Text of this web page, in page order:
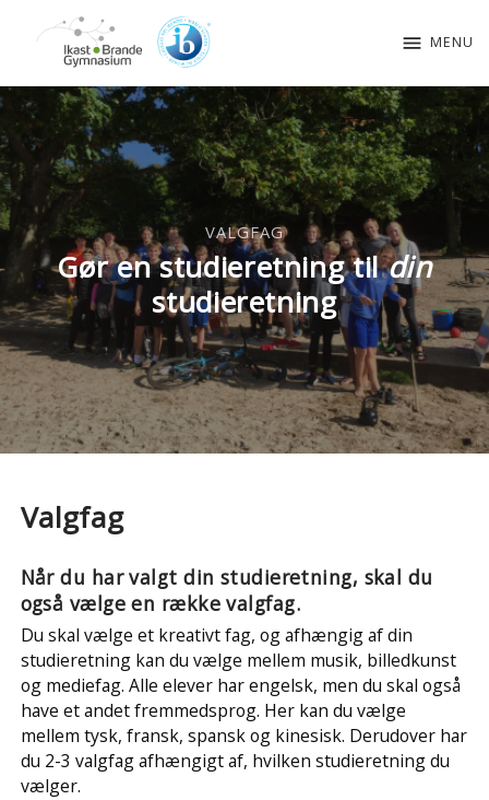
menu MENU
VALGFAG
Gør en studieretning tildin
studieretning
Valgfag
Når du har valgt din studieretning, skal du
også vælge en række valgfag.
Du skal vælge et kreativt fag, og afhængig af din
studieretning kan du vælge mellem musik, billedkunst
og mediefag. Alle elever har engelsk, men du skal også
have et andet fremmedsprog. Her kan du vælge
mellem tysk, fransk, spansk og kinesisk. Derudover har
du 2-3 valgfag afhængigt af, hvilken studieretning du
vælger.